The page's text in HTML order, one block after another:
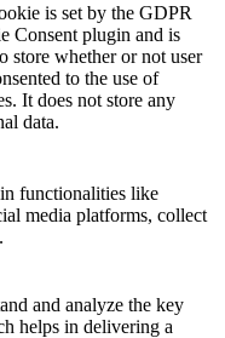
is set by the GDPR
Consent plugin and is
store whether or not user
to the use of
It does not store any
data.
functionalities like
media platforms, collect
and analyze the key
helps in delivering a